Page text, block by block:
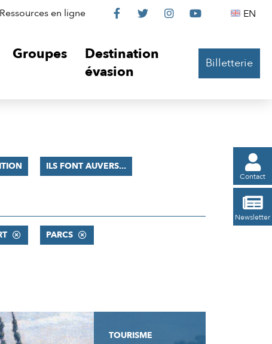
Ressources en ligne
Le
sur

Le

Le

Le
 EN
Groupes
Destination
évasion
Billetterie

Contact

Newsletter
ILS FONT AUVERS...
PARCS
TOURISME